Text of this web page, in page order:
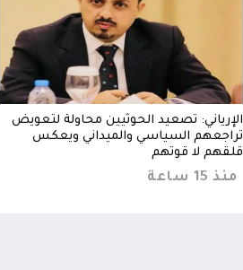
الإرياني: تصعيد الحوثيين محاولة لتعويض
تراجعهم السياسي والميداني ويعكس
قلقهم لا قوتهم
منذ 15 ساعة